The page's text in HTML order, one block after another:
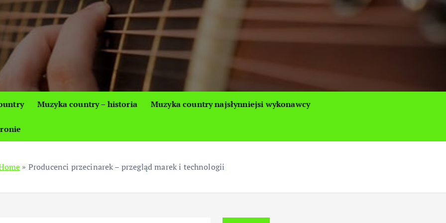
Muzyka country – historia Muzyka country najsłynniejsi wykonawcy
» Producenci przecinarek – przegląd marek i technologii